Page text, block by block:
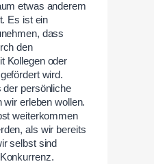
etwas anderem
Es ist ein
dass
den
Kollegen oder
wird.
der persönliche
wir erleben wollen.
weiterkommen
als wir bereits
selbst sind